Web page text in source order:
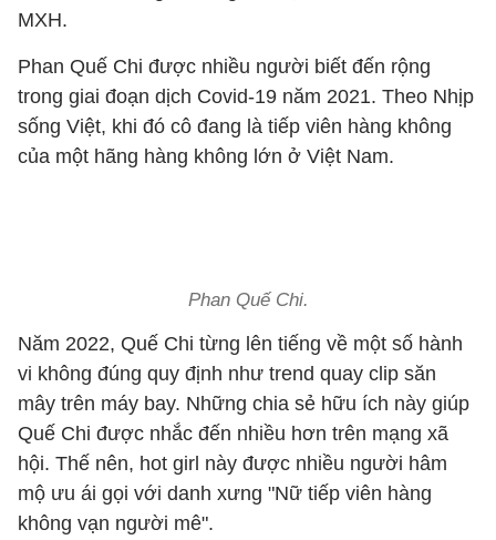
MXH.
Phan Quế Chi được nhiều người biết đến rộng
trong giai đoạn dịch Covid-19 năm 2021. Theo Nhịp
sống Việt, khi đó cô đang là tiếp viên hàng không
của một hãng hàng không lớn ở Việt Nam.
Phan Quế Chi.
Năm 2022, Quế Chi từng lên tiếng về một số hành
vi không đúng quy định như trend quay clip săn
mây trên máy bay. Những chia sẻ hữu ích này giúp
Quế Chi được nhắc đến nhiều hơn trên mạng xã
hội. Thế nên, hot girl này được nhiều người hâm
mộ ưu ái gọi với danh xưng "Nữ tiếp viên hàng
không vạn người mê".